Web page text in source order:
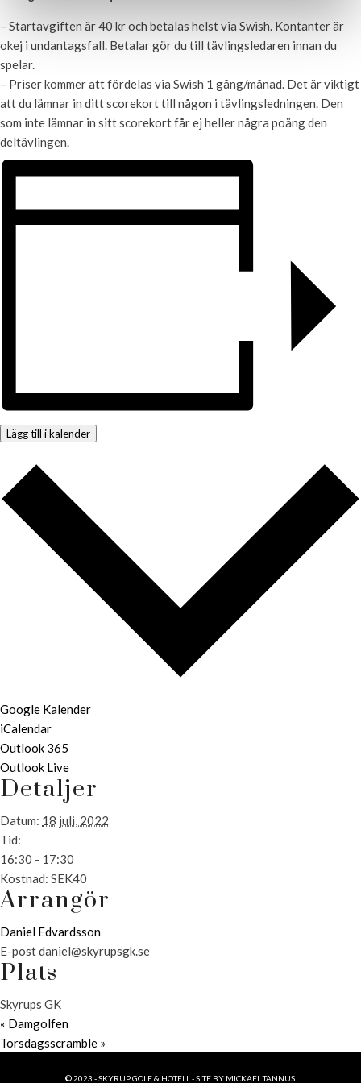
– Startavgiften är 40 kr och betalas helst via Swish. Kontanter är
okej i undantagsfall. Betalar gör du till tävlingsledaren innan du
spelar.
– Priser kommer att fördelas via Swish 1 gång/månad. Det är viktigt
att du lämnar in ditt scorekort till någon i tävlingsledningen. Den
som inte lämnar in sitt scorekort får ej heller några poäng den
deltävlingen.
Lägg till i kalender
Google Kalender
iCalendar
Outlook 365
Outlook Live
Detaljer
Datum: 18 juli, 2022
Tid:
16:30 - 17:30
Kostnad: SEK40
Arrangör
Daniel Edvardsson
E-postdaniel@skyrupsgk.se
Plats
Skyrups GK
« Damgolfen
Torsdagsscramble »
© 2023 - SKYRUP GOLF & HOTELL - SITE BY MICKAEL TANNUS